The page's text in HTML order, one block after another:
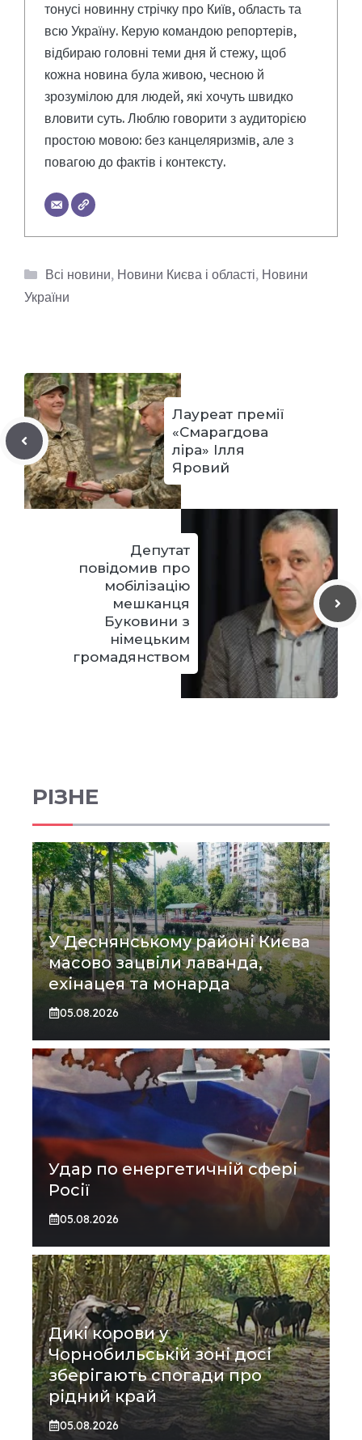
тонусі новинну стрічку про Київ, область та
всю Україну. Керую командою репортерів,
відбираю головні теми дня й стежу, щоб
кожна новина була живою, чесною й
зрозумілою для людей, які хочуть швидко
вловити суть. Люблю говорити з аудиторією
простою мовою: без канцеляризмів, але з
повагою до фактів і контексту.
Категорії
Всі новини, Новини Києва і області, Новини
України
Лауреат премії
«Смарагдова
ліра» Ілля
Яровий
Депутат
повідомив про
мобілізацію
мешканця
Буковини з
німецьким
громадянством
РІЗНЕ
У Деснянському районі Києва
масово зацвіли лаванда,
ехінацея та монарда
05.08.2026
Удар по енергетичній сфері
Росії
05.08.2026
Дикі корови у
Чорнобильській зоні досі
зберігають спогади про
рідний край
05.08.2026